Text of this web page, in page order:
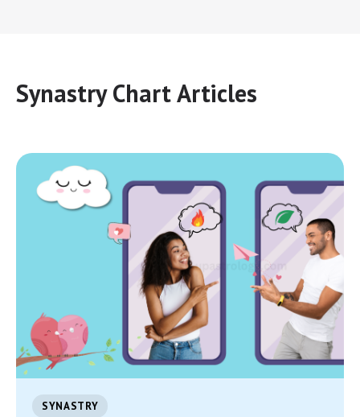
Synastry Chart Articles
SYNASTRY